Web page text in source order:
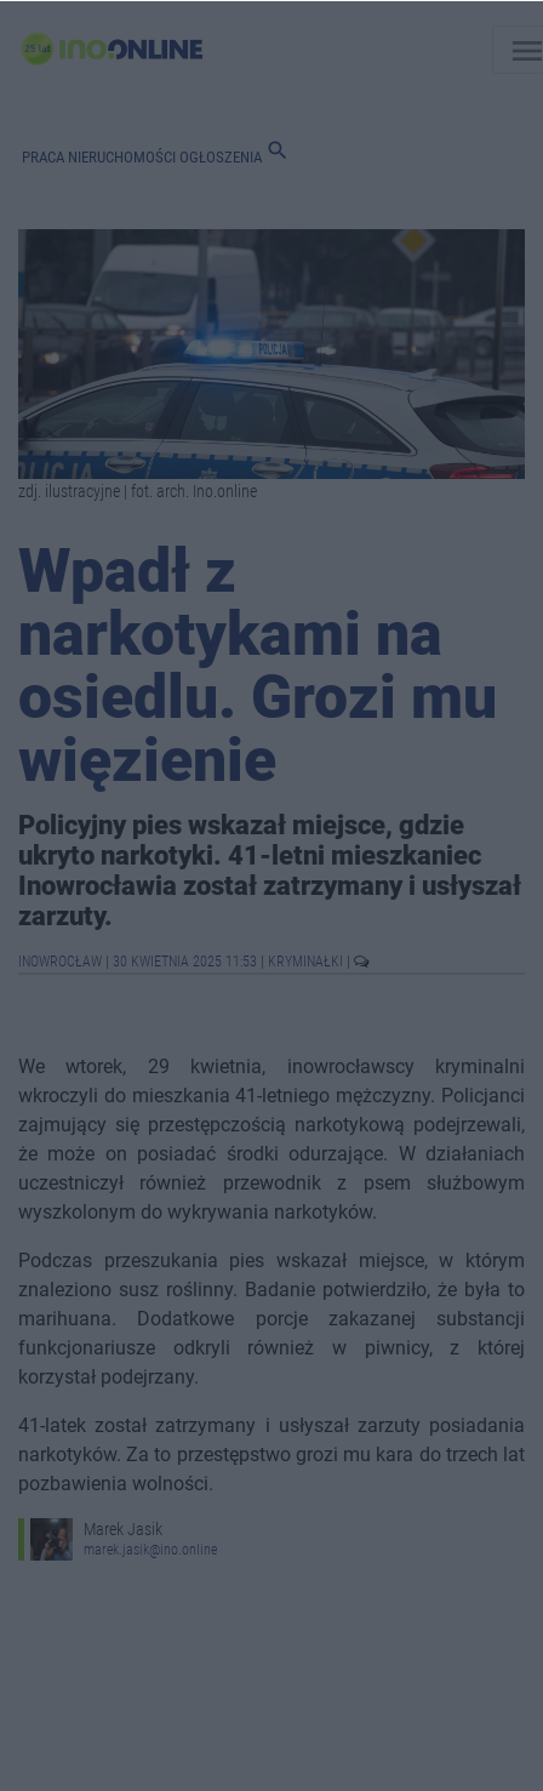
PRACA NIERUCHOMOŚCI OGŁOSZENIA search
zdj. ilustracyjne | fot. arch. Ino.online
Wpadł z
narkotykami na
osiedlu. Grozi mu
więzienie
Policyjny pies wskazał miejsce, gdzie
ukryto narkotyki. 41-letni mieszkaniec
Inowrocławia został zatrzymany i usłyszał
zarzuty.
INOWROCŁAW 30 KWIETNIA 2025 11:53 KRYMINAŁKI
We wtorek, 29 kwietnia, inowrocławscy kryminalni
wkroczyli do mieszkania 41-letniego mężczyzny. Policjanci
zajmujący się przestępczością narkotykową podejrzewali,
że może on posiadać środki odurzające. W działaniach
uczestniczył również przewodnik z psem służbowym
wyszkolonym do wykrywania narkotyków.
Podczas przeszukania pies wskazał miejsce, w którym
znaleziono susz roślinny. Badanie potwierdziło, że była to
marihuana. Dodatkowe porcje zakazanej substancji
funkcjonariusze odkryli również w piwnicy, z której
korzystał podejrzany.
41-latek został zatrzymany i usłyszał zarzuty posiadania
narkotyków. Za to przestępstwo grozi mu kara do trzech lat
pozbawienia wolności.
Marek Jasik
marek.jasik@ino.online